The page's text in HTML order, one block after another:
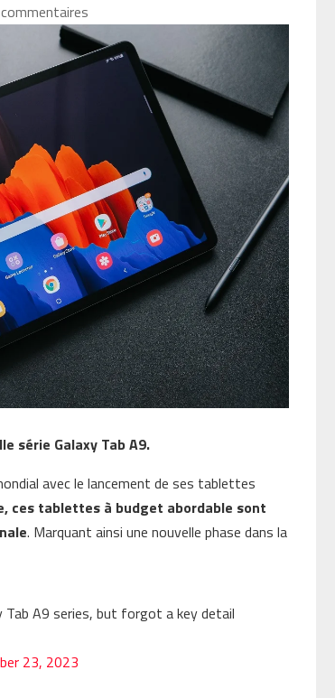
série Galaxy Tab A9.
avec le lancement de ses tablettes
ces tablettes à budget abordable sont
. Marquant ainsi une nouvelle phase dans la
Tab A9 series, but forgot a key detail
23, 2023